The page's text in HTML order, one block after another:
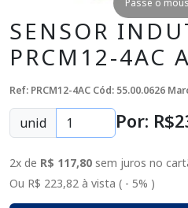
SENSOR
PRCM12-4AC
Ref: PRCM12-4AC Cód: 55.00.0626
unid Por: R$
2x de R$ 117,80 sem juros no
Ou R$ 223,82 à vista ( - 5% )